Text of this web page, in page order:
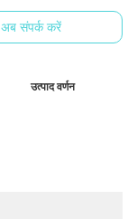
अब संपर्क करें
उत्पाद वर्णन